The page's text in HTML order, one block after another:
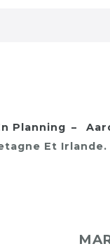
Planning
Et Irlande.